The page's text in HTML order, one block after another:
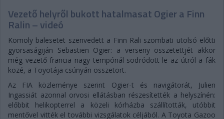
Vezető helyről bukott hatalmasat Ogier a Finn
Ralin – videó
Komoly balesetet szenvedett a Finn Rali szombati utolsó előtti
gyorsaságiján Sebastien Ogier: a verseny összetettjét akkor
még vezető francia nagy tempónál sodródott le az útról a fák
közé, a Toyotája csúnyán összetört.
Az FIA közleménye szerint Ogier-t és navigátorát, Julien
Ingassiát azonnal orvosi ellátásban részesítették a helyszínén:
előbbit helikopterrel a közeli kórházba szállították, utóbbit
mentővel vitték el további vizsgálatok céljából. A Toyota Gazoo